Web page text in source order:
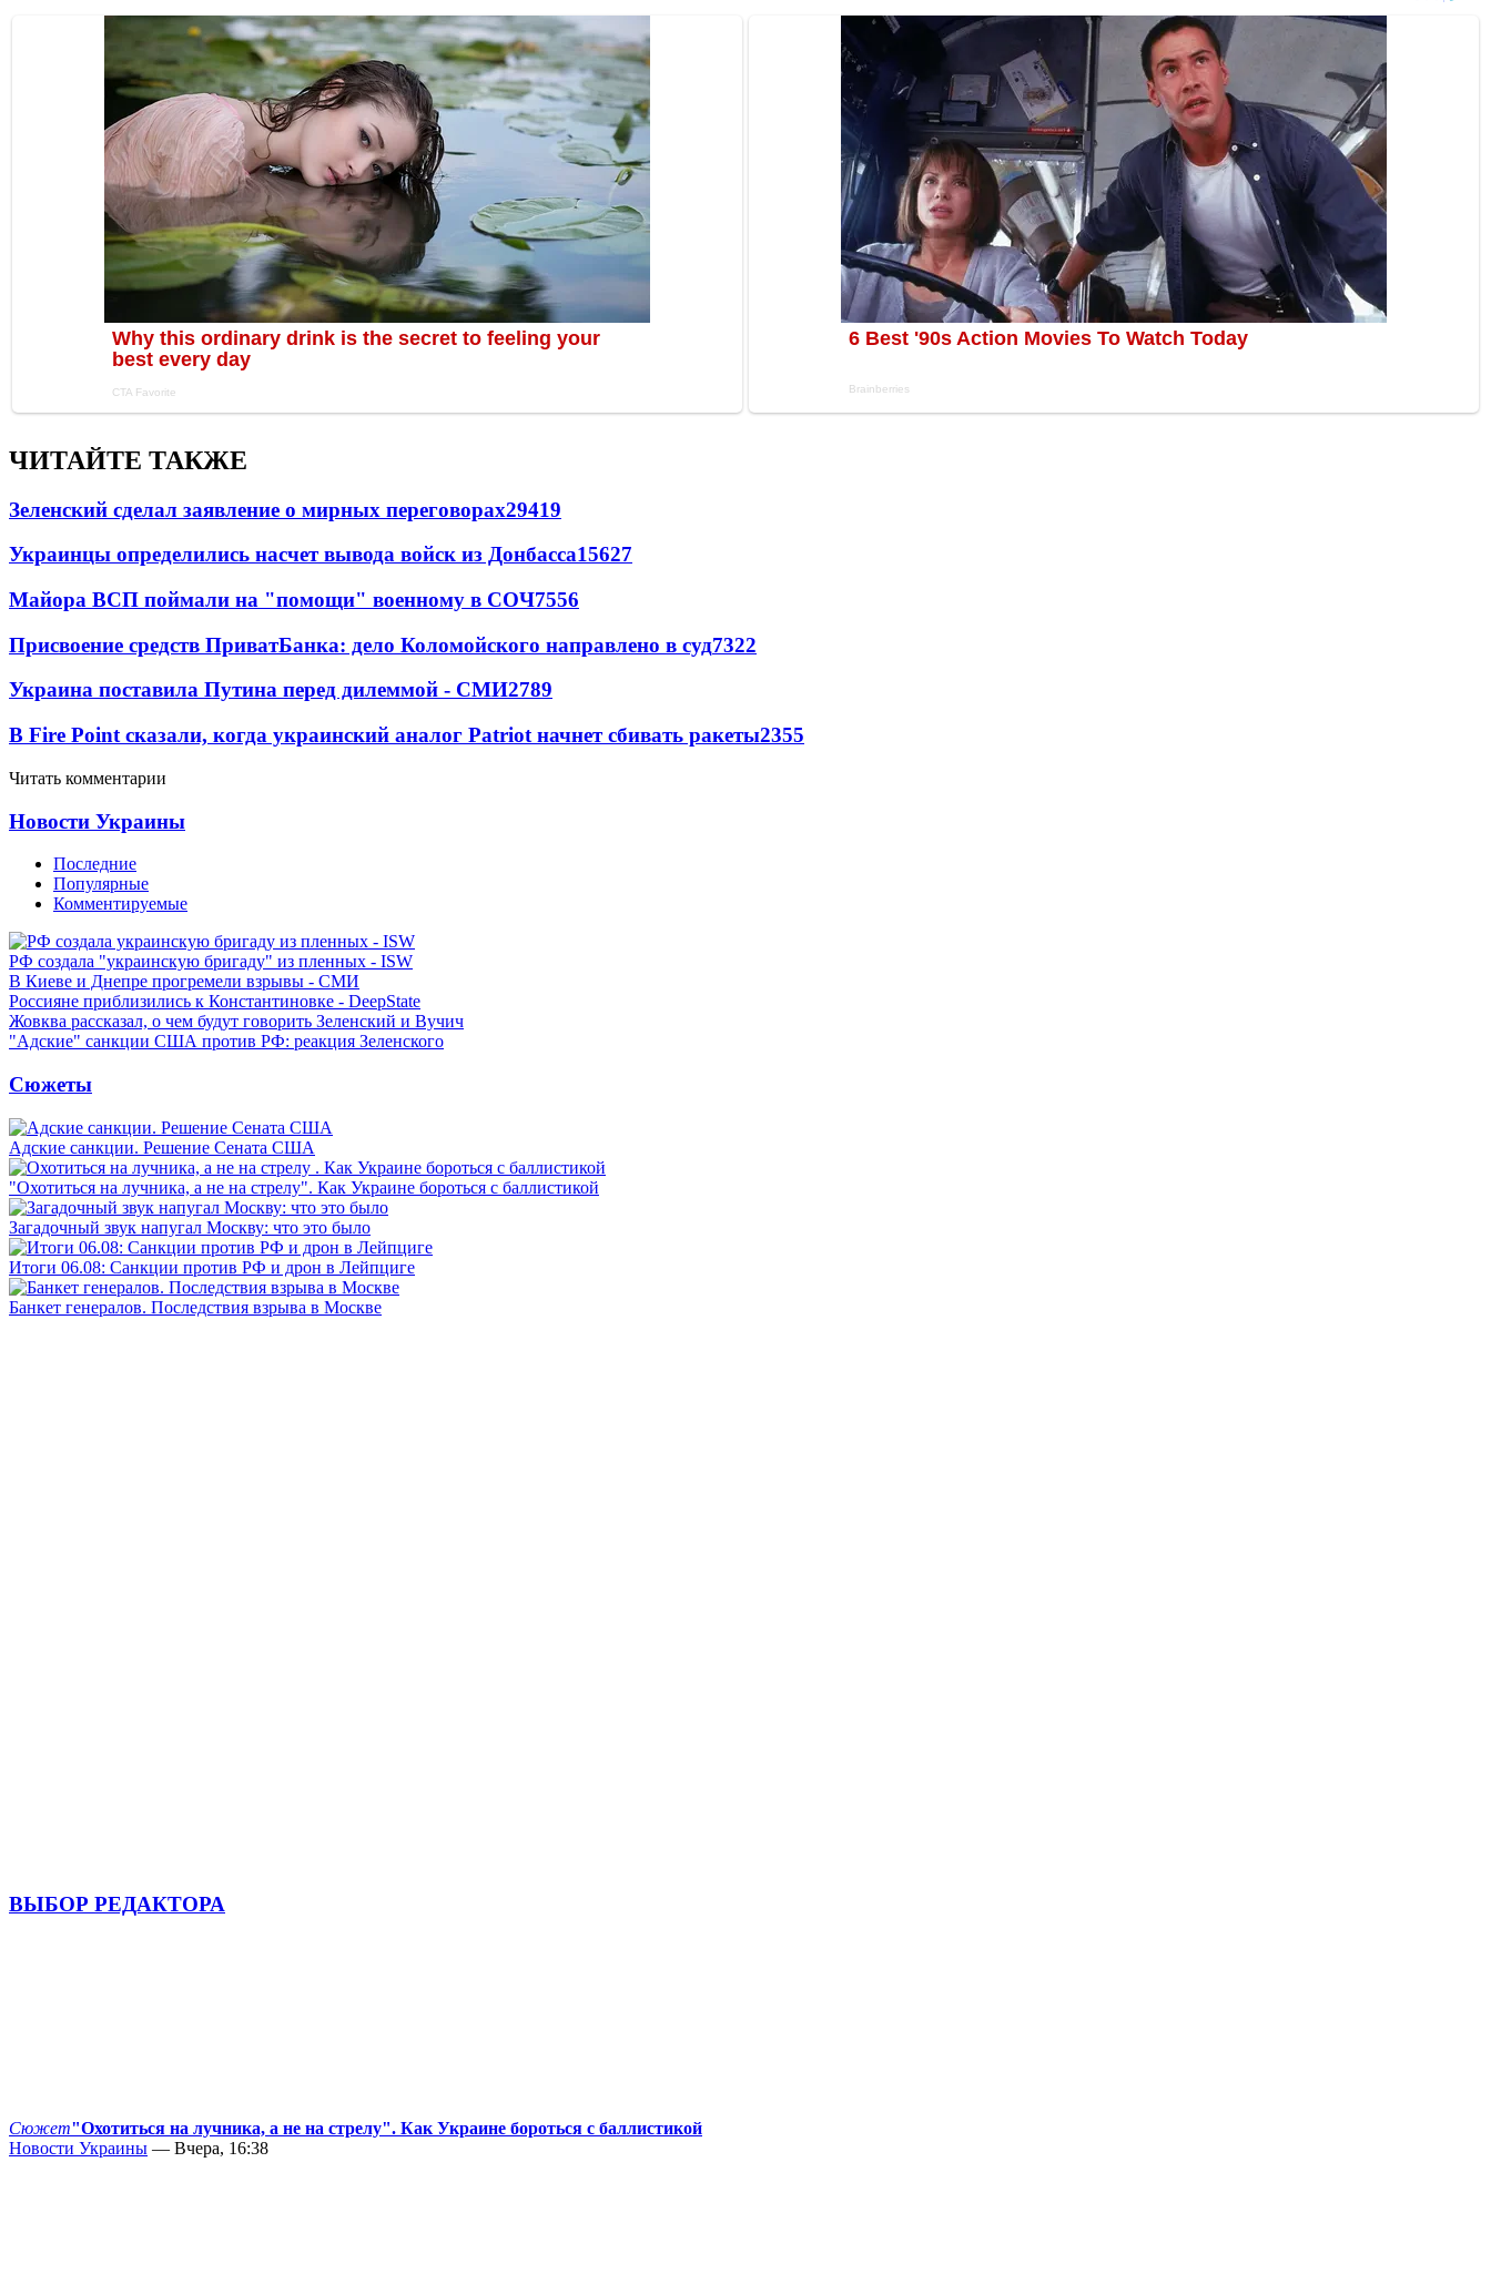
ЧИТАЙТЕ ТАКЖЕ
Зеленский сделал заявление о мирных переговорах29419
Украинцы определились насчет вывода войск из Донбасса15627
Майора ВСП поймали на "помощи" военному в СОЧ7556
Присвоение средств ПриватБанка: дело Коломойского направлено в суд7322
Украина поставила Путина перед дилеммой - СМИ2789
В Fire Point сказали, когда украинский аналог Patriot начнет сбивать ракеты2355
Читать комментарии
Новости Украины
Последние
Популярные
Комментируемые
РФ создала "украинскую бригаду" из пленных - ISW
В Киеве и Днепре прогремели взрывы - СМИ
Россияне приблизились к Константиновке - DeepState
Жовква рассказал, о чем будут говорить Зеленский и Вучич
"Адские" санкции США против РФ: реакция Зеленского
Сюжеты
Адские санкции. Решение Сената США
"Охотиться на лучника, а не на стрелу". Как Украине бороться с баллистикой
Загадочный звук напугал Москву: что это было
Итоги 06.08: Санкции против РФ и дрон в Лейпциге
Банкет генералов. Последствия взрыва в Москве
ВЫБОР РЕДАКТОРА
Сюжет"Охотиться на лучника, а не на стрелу". Как Украине бороться с баллистикой
Новости Украины — Вчера, 16:38